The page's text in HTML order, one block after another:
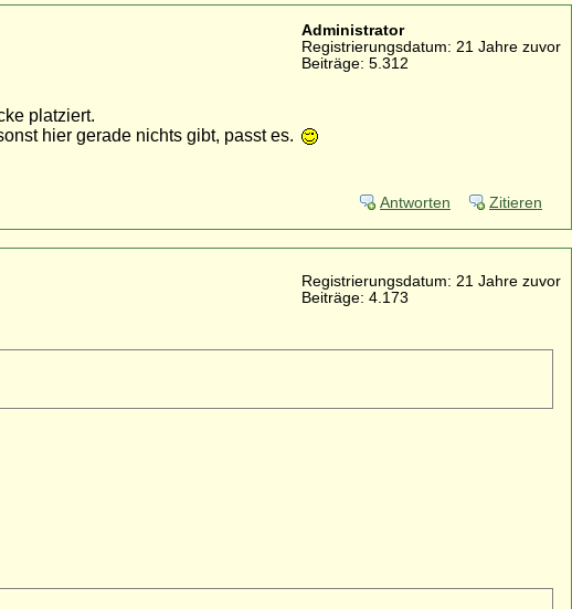
Administrator
Registrierungsdatum: 21 Jahre zuvor
Beiträge: 5.312
platziert.
hier gerade nichts gibt, passt es.
Antworten Zitieren
Registrierungsdatum: 21 Jahre zuvor
Beiträge: 4.173